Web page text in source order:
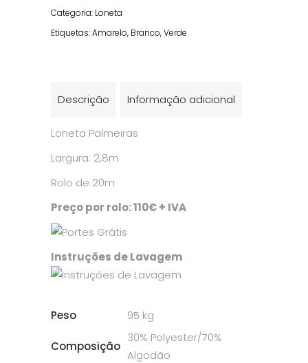
Categoria: Loneta
Etiquetas:Amarelo, Branco,Verde
Descrição Informação adicional
Loneta Palmeiras
Largura: 2,8m
Rolo de 20m
Preço por rolo: 110€ + IVA
Instruções de Lavagem
Peso 95 kg
Composição
30% Polyester/70%
Algodão